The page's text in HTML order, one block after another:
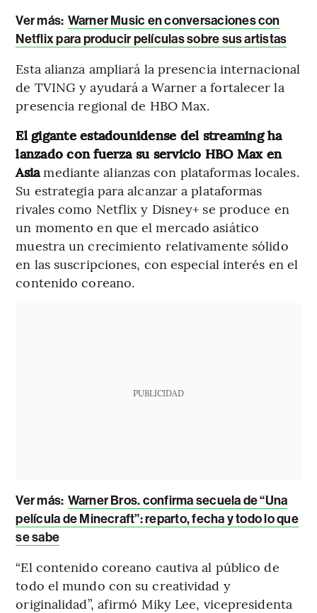
Ver más: Warner Music en conversaciones con
Netflix para producir películas sobre sus artistas
Esta alianza ampliará la presencia internacional
de TVING y ayudará a Warner a fortalecer la
presencia regional de HBO Max.
El gigante estadounidense del streaming ha
lanzado con fuerza su servicio HBO Max en
Asiamediante alianzas con plataformas locales.
Su estrategia para alcanzar a plataformas
rivales como Netflix y Disney+ se produce en
un momento en que el mercado asiático
muestra un crecimiento relativamente sólido
en las suscripciones, con especial interés en el
contenido coreano.
PUBLICIDAD
Ver más: Warner Bros. confirma secuela de “Una
película de Minecraft”: reparto, fecha y todo lo que
se sabe
“El contenido coreano cautiva al público de
todo el mundo con su creatividad y
originalidad”, afirmó Miky Lee, vicepresidenta